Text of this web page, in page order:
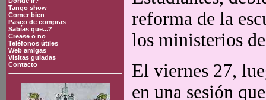
Tango show
Comer bien
Paseo de compras
Sabías que...?
Crease o no
Teléfonos útiles
Web amigas
Visitas guiadas
Contacto
reforma de la
los ministerios
El viernes 27,
en una sesión